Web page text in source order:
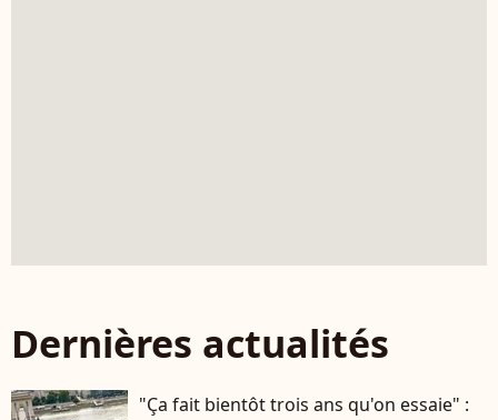
Dernières actualités
"Ça fait bientôt trois ans qu'on essaie" :